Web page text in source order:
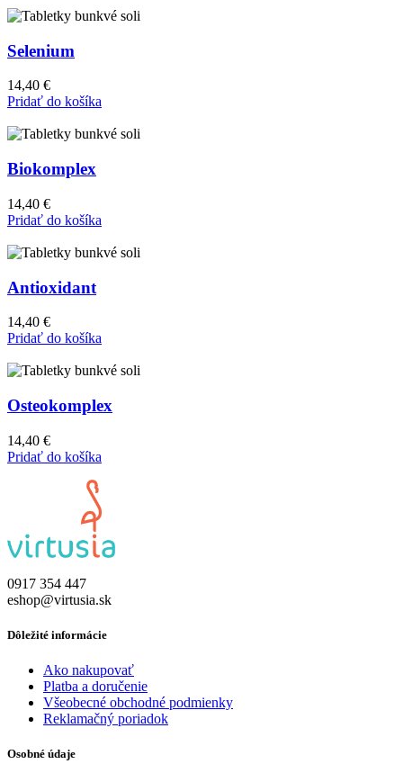
Selenium
14,40 €
Pridať do košíka
Biokomplex
14,40 €
Pridať do košíka
Antioxidant
14,40 €
Pridať do košíka
Osteokomplex
14,40 €
Pridať do košíka
0917 354 447
eshop@virtusia.sk
Dôležité informácie
Ako nakupovať
Platba a doručenie
Všeobecné obchodné podmienky
Reklamačný poriadok
Osobné údaje